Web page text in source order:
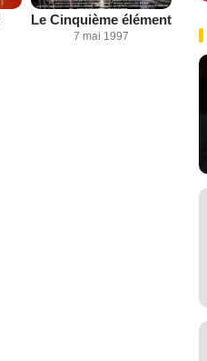
Le Cinquième élément
7 mai 1997